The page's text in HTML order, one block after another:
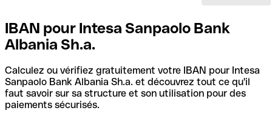
IBAN pour Intesa Sanpaolo Bank
Albania Sh.a.
Calculez ou vérifiez gratuitement votre IBAN pour Intesa
Sanpaolo Bank Albania Sh.a. et découvrez tout ce qu'il
faut savoir sur sa structure et son utilisation pour des
paiements sécurisés.